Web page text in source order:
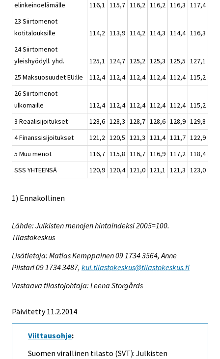
elinkeinoelämälle
116,1 115,7 116,2 116,2 116,3 117,4
23 Siirtomenot
kotitalouksille
114,2 113,9 114,2 114,3 114,4 116,3
24 Siirtomenot
yleishyödyll. yhd.
125,1 124,7 125,2 125,3 125,5 127,1
25 Maksuosuudet EU:lle
112,4 112,4 112,4 112,4 112,4 115,2
26 Siirtomenot
ulkomaille
112,4 112,4 112,4 112,4 112,4 115,2
3 Reaalisijoitukset
128,6 128,3 128,7 128,6 128,9 129,8
4 Finanssisijoitukset
121,2 120,5 121,3 121,4 121,7 122,9
5 Muu menot
116,7 115,8 116,7 116,9 117,2 118,4
SSS YHTEENSÄ
120,9 120,4 121,0 121,1 121,3 123,0
1) Ennakollinen
Lähde: Julkisten menojen hintaindeksi 2005=100.
Tilastokeskus
Lisätietoja: Matias Kemppainen 09 1734 3564, Anne
Piistari 09 1734 3487, kui.tilastokeskus@tilastokeskus.fi
Vastaava tilastojohtaja: Leena Storgårds
Päivitetty 11.2.2014
Viittausohje:
Suomen virallinen tilasto (SVT): Julkisten